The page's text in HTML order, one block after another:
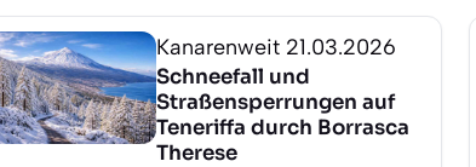
Kanarenweit 21.03.2026
Schneefall und
Straßensperrungen auf
Teneriffa durch Borrasca
Therese